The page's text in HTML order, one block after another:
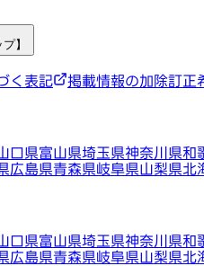
】
く表記 掲載情報の加除訂正
口県富山県埼玉県神奈川県和
広島県青森県岐阜県山梨県北
口県富山県埼玉県神奈川県和
広島県青森県岐阜県山梨県北